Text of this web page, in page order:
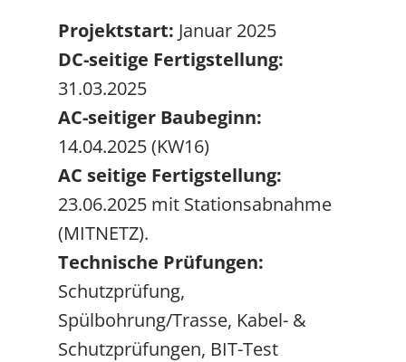
Projektstart: Januar 2025
DC-seitige Fertigstellung:
31.03.2025
AC-seitiger Baubeginn:
14.04.2025 (KW16)
AC seitige Fertigstellung:
23.06.2025 mit Stationsabnahme
(MITNETZ).
Technische Prüfungen:
Schutzprüfung,
Spülbohrung/Trasse, Kabel- &
Schutzprüfungen, BIT-Test